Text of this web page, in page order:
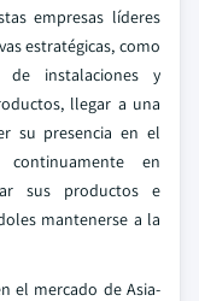
empresas líderes
estratégicas, como
de instalaciones y
llegar a una
su presencia en el
continuamente en
sus productos e
mantenerse a la
el mercado de Asia-